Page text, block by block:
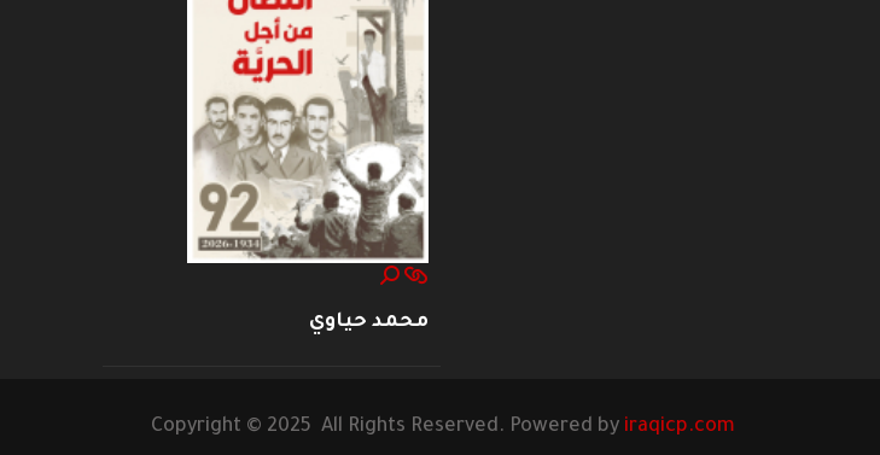
محمد حياوي
Copyright © 2025 All Rights Reserved. Powered by iraqicp.com